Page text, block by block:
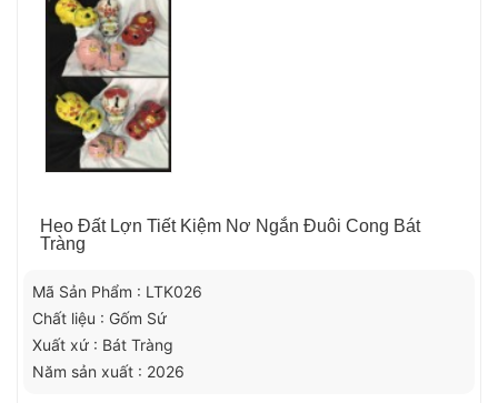
Heo Đất Lợn Tiết Kiệm Nơ Ngắn Đuôi Cong Bát
Tràng
Mã Sản Phẩm : LTK026
Chất liệu : Gốm Sứ
Xuất xứ : Bát Tràng
Năm sản xuất : 2026